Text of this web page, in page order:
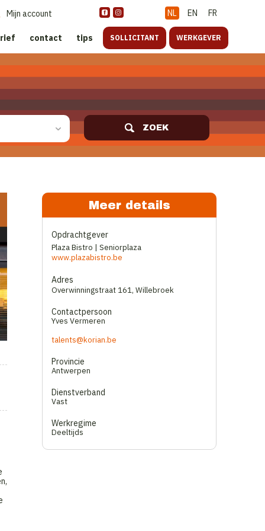
NL EN FR
Mijn account
contact tips SOLLICITANT WERKGEVER
ZOEK
Meer details
Opdrachtgever
Plaza Bistro | Seniorplaza
www.plazabistro.be
Adres
Overwinningstraat 161, Willebroek
Contactpersoon
Yves Vermeren
talents@korian.be
Provincie
Antwerpen
Dienstverband
Vast
Werkregime
Deeltijds